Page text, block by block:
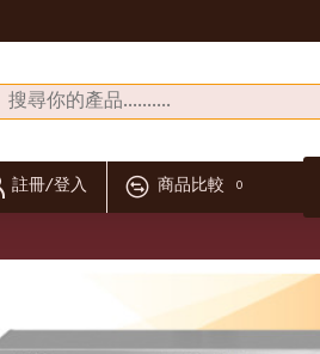
註冊/登入 商品比較 0